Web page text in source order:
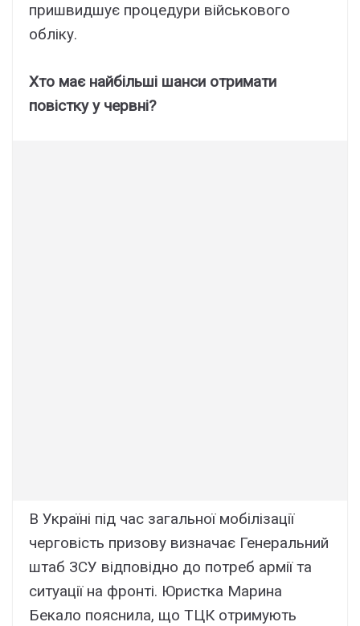
пришвидшує процедури військового
обліку.
Хто має найбільші шанси отримати
повістку у червні?
В Україні під час загальної мобілізації
черговість призову визначає Генеральний
штаб ЗСУ відповідно до потреб армії та
ситуації на фронті. Юристка Марина
Бекало пояснила, що ТЦК отримують